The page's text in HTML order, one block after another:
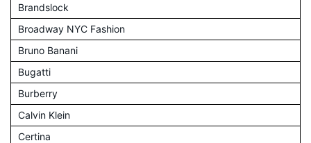
Brandslock
Broadway NYC Fashion
Bruno Banani
Bugatti
Burberry
Calvin Klein
Certina